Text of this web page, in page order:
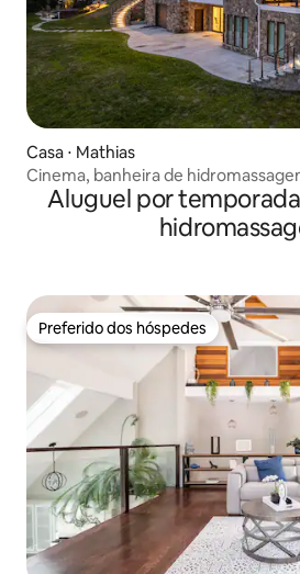
Casa ⋅ Mathias
Cinema, banheira de
épicas!
Aluguel por
Preferido dos hóspedes
Preferido dos hóspedes